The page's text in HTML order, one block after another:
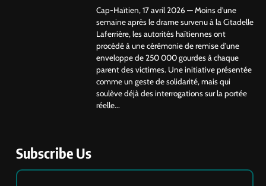
Cap-Haïtien, 17 avril 2026 — Moins d’une
semaine après le drame survenu à la Citadelle
Laferrière, les autorités haïtiennes ont
procédé à une cérémonie de remise d’une
enveloppe de 250 000 gourdes à chaque
parent des victimes. Une initiative présentée
comme un geste de solidarité, mais qui
soulève déjà des interrogations sur la portée
réelle...
Subscribe Us